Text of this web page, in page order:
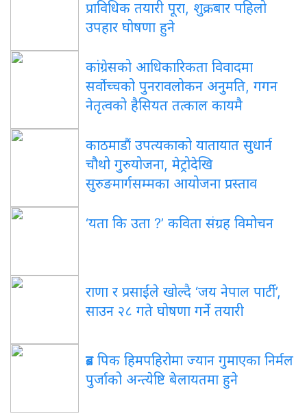
प्राविधिक तयारी पूरा, शुक्रबार पहिलो
उपहार घोषणा हुने
कांग्रेसको आधिकारिकता विवादमा
सर्वोच्चको पुनरावलोकन अनुमति, गगन
नेतृत्वको हैसियत तत्काल कायमै
काठमाडौं उपत्यकाको यातायात सुधार्न
चौथो गुरुयोजना, मेट्रोदेखि
सुरुङमार्गसम्मका आयोजना प्रस्ताव
‘यता कि उता ?’ कविता संग्रह विमोचन
राणा र प्रसाईंले खोल्दै ‘जय नेपाल पार्टी’,
साउन २८ गते घोषणा गर्ने तयारी
ब्रड पिक हिमपहिरोमा ज्यान गुमाएका निर्मल
पुर्जाको अन्त्येष्टि बेलायतमा हुने